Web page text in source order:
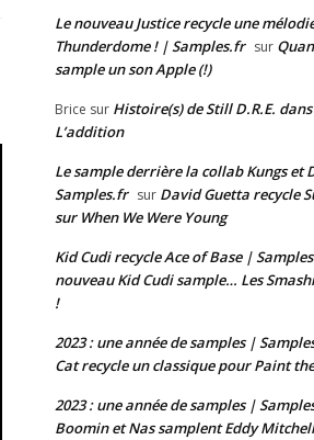
Le nouveau Justice recycle une
Thunderdome ! | Samples.fr sur
sample un son Apple (!)
Brice sur Histoire(s) de Still D.R.E.
L’addition
Le sample derrière la collab Kungs et
Samples.fr sur David Guetta recycle
sur When We Were Young
Kid Cudi recycle Ace of Base |
nouveau Kid Cudi sample… Les
!
2023 : une année de samples |
Cat recycle un classique pour Paint
2023 : une année de samples |
Boomin et Nas samplent Eddy